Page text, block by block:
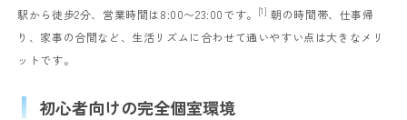
駅から徒歩2分、営業時間は8:00〜23:00です。
[1] 朝の時間帯、仕事帰
り、家事の合間など、生活リズムに合わせて通いやすい点は大きなメリ
ットです。
初心者向けの完全個室環境